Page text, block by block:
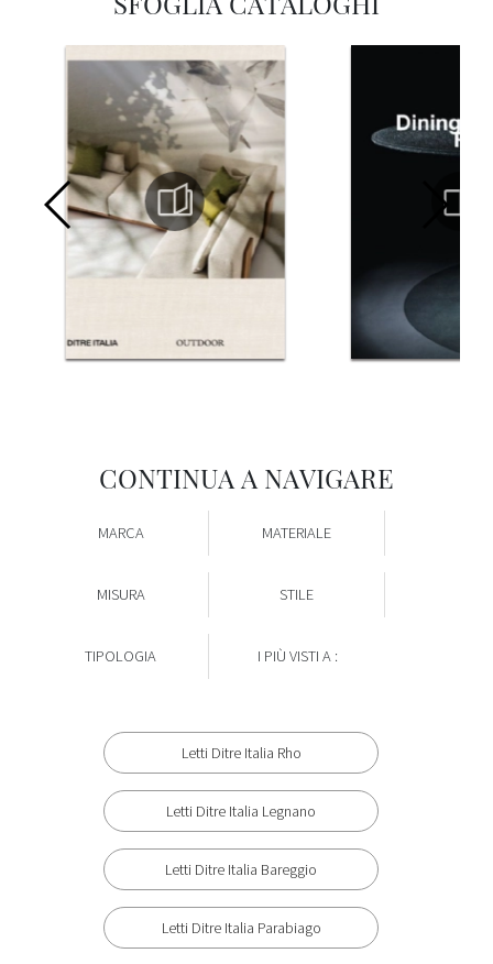
CONTINUA A NAVIGARE
MARCA MATERIALE
MISURA STILE
TIPOLOGIA I PIÙ VISTI A :
Letti Ditre Italia Rho
Letti Ditre Italia Legnano
Letti Ditre Italia Bareggio
Letti Ditre Italia Parabiago